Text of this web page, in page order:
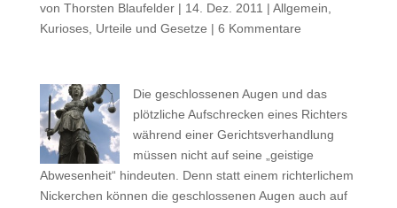
von Thorsten Blaufelder| 14. Dez. 2011 | Allgemein
Kurioses, Urteile und Gesetze | 6 Kommentare
Die geschlossenen Augen und das
plötzliche Aufschrecken eines Richters
während einer Gerichtsverhandlung
müssen nicht auf seine „geistige
Abwesenheit“ hindeuten. Denn statt einem richterlichem
Nickerchen können die geschlossenen Augen auch auf